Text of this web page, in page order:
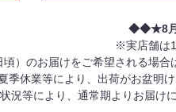
◆◆★8月
※実店舗は
）のお届けをご希望される場
季休業等により、出荷がお盆明
況等により、通常期よりお届け